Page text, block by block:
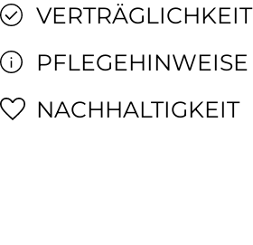
VERTRÄGLICHKEIT
PFLEGEHINWEISE
NACHHALTIGKEIT